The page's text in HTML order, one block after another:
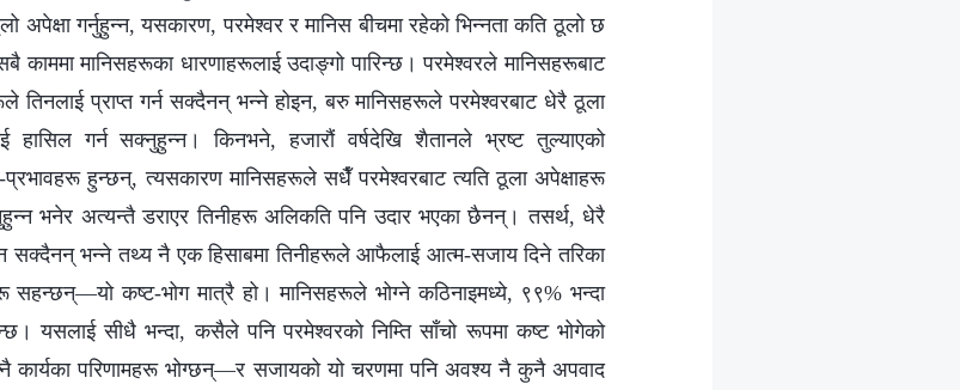
अपेक्षा गर्नुहुन्‍न, यसकारण, परमेश्‍वर र मानिस बीचमा रहेको भिन्‍नता कति ठूलो छ
मानिसहरूका धारणाहरूलाई उदाङ्गो पारिन्छ। परमेश्‍वरले मानिसहरूबाट
तिनलाई प्राप्त गर्न सक्दैनन् भन्‍ने होइन, बरु मानिसहरूले परमेश्‍वरबाट धेरै ठूला
हासिल गर्न सक्‍नुहुन्‍न। किनभने, हजारौं वर्षदेखि शैतानले भ्रष्ट तुल्याएको
प्रभावहरू हुन्छन्, त्यसकारण मानिसहरूले सधैँ परमेश्‍वरबाट त्यति ठूला अपेक्षाहरू
भनेर अत्यन्तै डराएर तिनीहरू अलिकति पनि उदार भएका छैनन्। तसर्थ, धेरै
सक्दैनन् भन्‍ने तथ्य नै एक हिसाबमा तिनीहरूले आफैलाई आत्म-सजाय दिने तरिका
सहन्छन्—यो कष्ट-भोग मात्रै हो। मानिसहरूले भोग्‍ने कठिनाइमध्ये, ९९% भन्दा
यसलाई सीधै भन्दा, कसैले पनि परमेश्‍वरको निम्ति साँचो रूपमा कष्ट भोगेको
परिणामहरू भोग्छन्—र सजायको यो चरणमा पनि अवश्य नै कुनै अपवाद